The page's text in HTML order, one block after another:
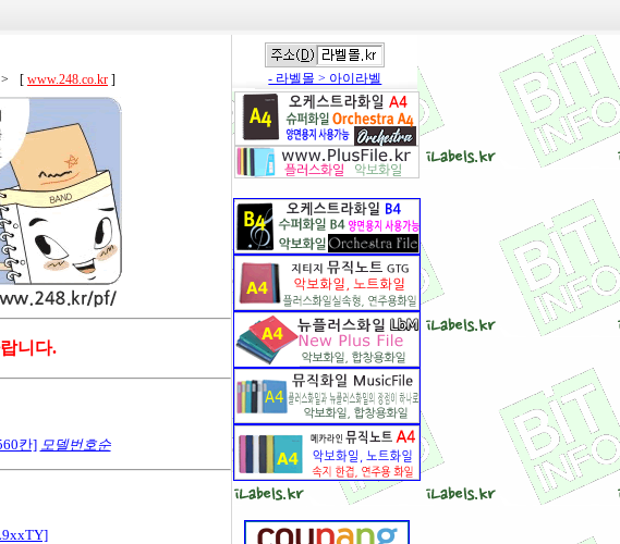
> [ www.248.co.kr ]
니다.
칸] 모델번호순
- 라벨몰 > 아이라벨